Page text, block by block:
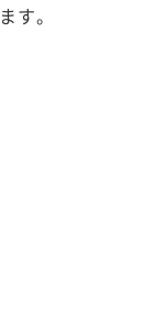
す。